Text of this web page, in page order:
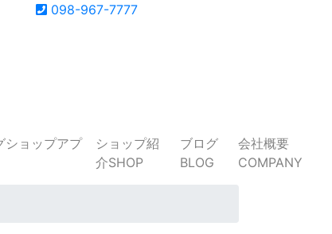
098-967-7777
ショップ紹
介SHOP
ブログ
BLOG
会社概要
COMPANY